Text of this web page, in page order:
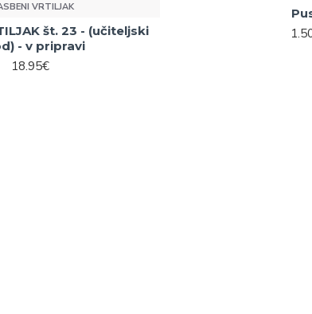
VRTILJAK
št. 23 - (učiteljski
- v pripravi
18.95€